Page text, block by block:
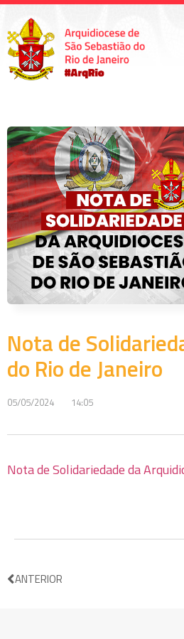
Nota de
do Rio de Janeiro
05/05/2024 14:05
Nota de Solidariedade da
ANTERIOR